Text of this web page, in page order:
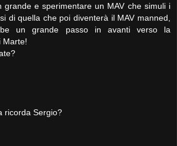
grande e sperimentare un MAV che simuli i
di quella che poi diventerà il MAV manned,
un grande passo in avanti verso la
Marte!
ricorda Sergio?